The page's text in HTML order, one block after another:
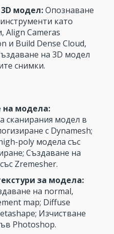
модел:Опознаване
като
Align Cameras
и Build Dense Cloud,
на 3D модел
снимки.
на модела:
сканирания модел в
с Dynamesh;
poly модела със
Създаване на
Zremesher.
за модела:
на normal,
map; Diffuse
Изчистване
Photoshop.